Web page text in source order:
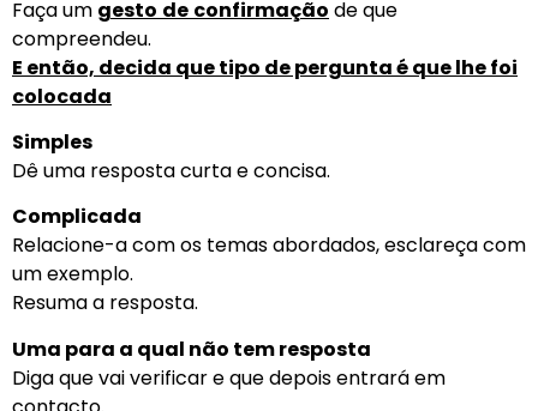
Faça um gesto de confirmação de que
compreendeu.
E então, decida que tipo de pergunta é que lhe foi
colocada
Simples
Dê uma resposta curta e concisa.
Complicada
Relacione-a com os temas abordados, esclareça com
um exemplo.
Resuma a resposta.
Uma para a qual não tem resposta
Diga que vai verificar e que depois entrará em